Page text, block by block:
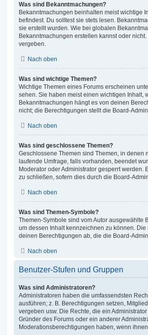
Was sind Bekanntmachungen?
Bekanntmachungen beinhalten meist wichtige
befindest. Du solltest sie stets lesen.
sie erstellt wurden. Wie bei globalen
Bekanntmachungen erstellen kannst oder
vergeben.
Nach oben
Was sind wichtige Themen?
Wichtige Themen eines Forums erscheinen
sehen. Sie haben meist einen wichtigen Inhalt,
Bekanntmachungen hängt es von deinen
nicht; die Berechtigungen stellt die Board-
Nach oben
Was sind geschlossene Themen?
Geschlossene Themen sind Themen, in
laufende Umfrage, falls vorhanden, beendet
Moderator oder Administrator gesperrt
zu schließen, sofern dies durch die Board-
Nach oben
Was sind Themen-Symbole?
Themen-Symbole sind vom Autor ausgewählte
um dessen Inhalt kennzeichnen zu können.
deinen Berechtigungen ab, die die Board-
Nach oben
Benutzer-Stufen und Gruppen
Was sind Administratoren?
Administratoren haben die umfassendsten
ausführen; z. B. Berechtigungen setzen,
vergeben usw. Die Rechte, die ein
Gründer des Forums oder ein anderer
Moderationsberechtigungen haben, wenn